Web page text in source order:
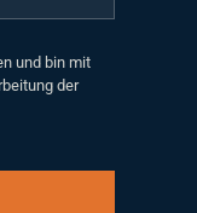
und bin mit
der